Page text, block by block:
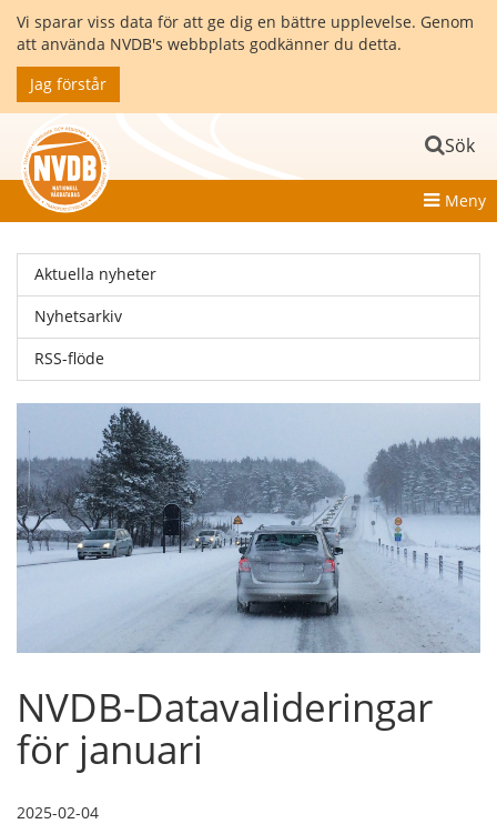
Vi sparar viss data för att ge dig en bättre upplevelse. Genom
att använda NVDB's webbplats godkänner du detta.
Jag förstår
Sök
Meny
Aktuella nyheter
Nyhetsarkiv
RSS-flöde
NVDB-Datavalideringar
för januari
2025-02-04